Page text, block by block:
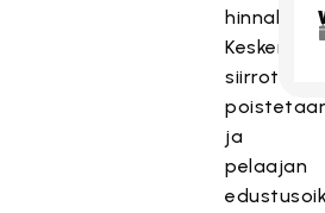
hinnalla.
siirrot
ja
pelaajan